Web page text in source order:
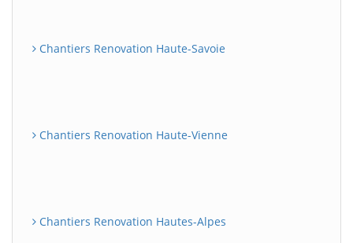
Chantiers Renovation Haute-Savoie
Chantiers Renovation Haute-Vienne
Chantiers Renovation Hautes-Alpes